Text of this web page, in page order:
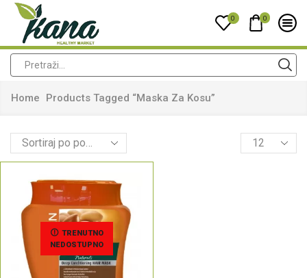
0 0
Home Products Tagged “maska Za Kosu”
TRENUTNO
NEDOSTUPNO